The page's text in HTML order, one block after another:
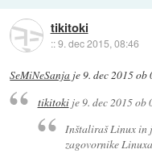
tikitoki
::9. dec 2015, 08:46
SeMiNeSanja je9. dec 2015 ob
tikitokije9. dec 2015 ob
Inštaliraš Linux in
zagovornike